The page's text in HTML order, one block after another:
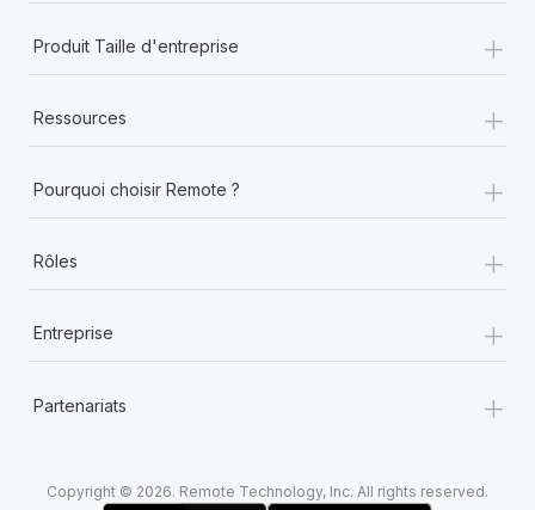
Produit Taille d'entreprise +
Ressources +
Pourquoi choisir Remote ? +
Rôles +
Entreprise +
Partenariats +
Copyright © 2026. Remote Technology, Inc. All rights reserved.